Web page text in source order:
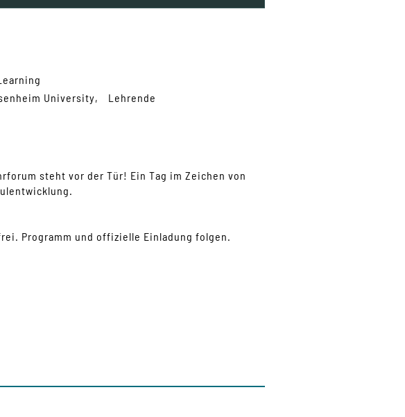
University Lehrende
steht vor der Tür! Ein Tag im Zeichen von
Programm und offizielle Einladung folgen.